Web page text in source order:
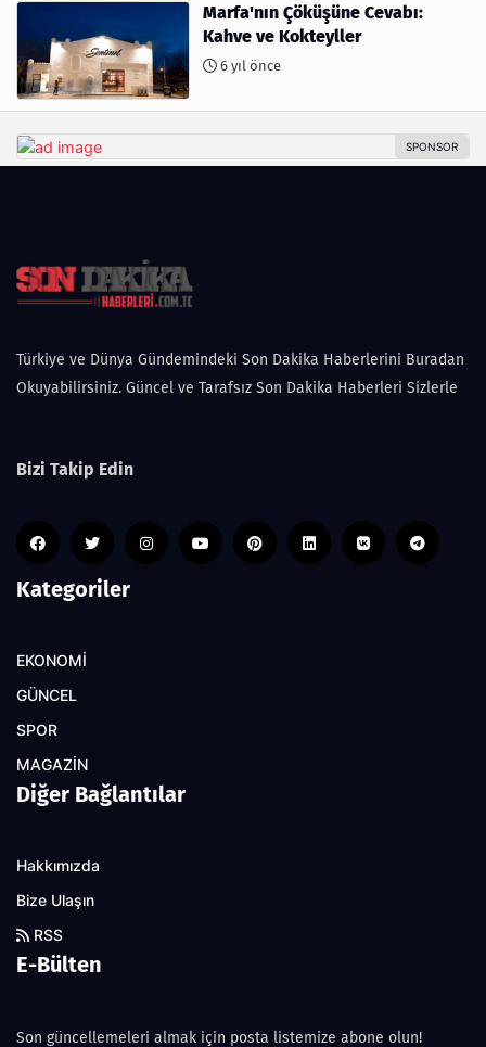
Marfa'nın Çöküşüne Cevabı:
Kahve ve Kokteyller
6 yıl önce
Türkiye ve Dünya Gündemindeki Son Dakika Haberlerini Buradan
Okuyabilirsiniz. Güncel ve Tarafsız Son Dakika Haberleri Sizlerle
Bizi Takip Edin
Kategoriler
EKONOMİ
GÜNCEL
SPOR
MAGAZİN
Diğer Bağlantılar
Hakkımızda
Bize Ulaşın
RSS
E-Bülten
Son güncellemeleri almak için posta listemize abone olun!